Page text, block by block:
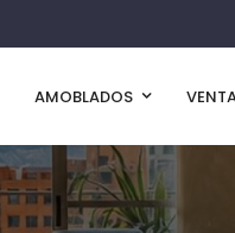
AMOBLADOS